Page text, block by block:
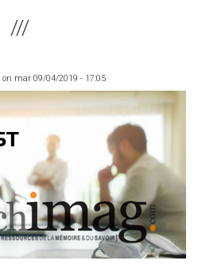
on mar 09/04/2019 - 17:05